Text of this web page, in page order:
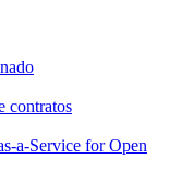
contratos
a-Service for Open